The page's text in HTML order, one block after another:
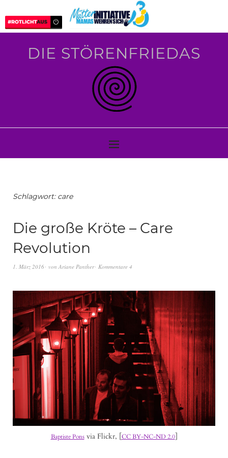
DIE STÖRENFRIEDAS
Schlagwort: care
Die große Kröte – Care
Revolution
1. März 2016 von Ariane Panther Kommentare 4
Baptiste Ponsvia Flickr, [ CC BY-NC-ND 2.0]